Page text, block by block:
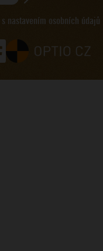
nastavením osobních údajů